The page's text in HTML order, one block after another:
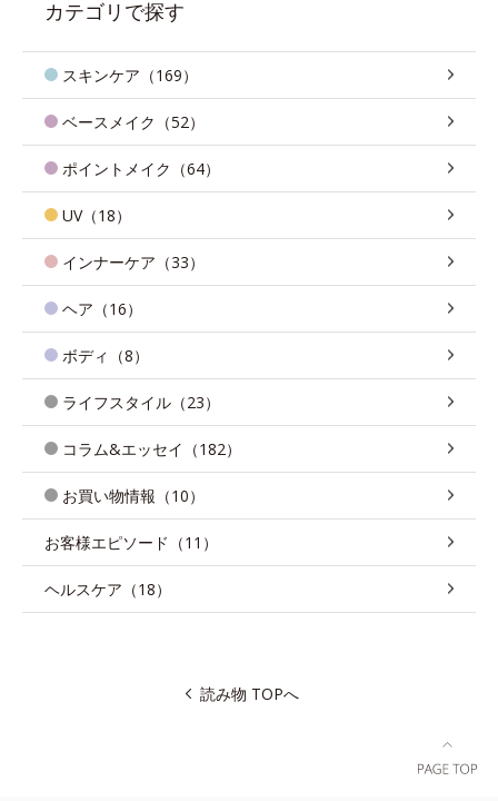
カテゴリで探す
スキンケア（169）
ベースメイク（52）
ポイントメイク（64）
UV（18）
インナーケア（33）
ヘア（16）
ボディ（8）
ライフスタイル（23）
コラム&エッセイ（182）
お買い物情報（10）
お客様エピソード（11）
ヘルスケア（18）
読み物 TOPへ